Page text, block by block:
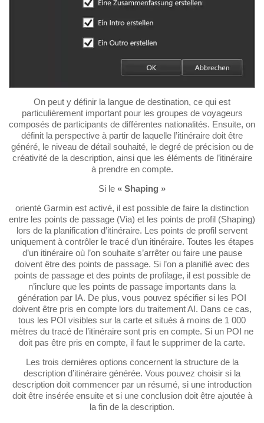
On peut y définir la langue de destination, ce qui est
particulièrement important pour les groupes de voyageurs
composés de participants de différentes nationalités. Ensuite, on
définit la perspective à partir de laquelle l’itinéraire doit être
généré, le niveau de détail souhaité, le degré de précision ou de
créativité de la description, ainsi que les éléments de l’itinéraire
à prendre en compte.
Si le « Shaping »
orienté Garmin est activé, il est possible de faire la distinction
entre les points de passage (Via) et les points de profil (Shaping)
lors de la planification d’itinéraire. Les points de profil servent
uniquement à contrôler le tracé d’un itinéraire. Toutes les étapes
d’un itinéraire où l’on souhaite s’arrêter ou faire une pause
doivent être des points de passage. Si l’on a planifié avec des
points de passage et des points de profilage, il est possible de
n’inclure que les points de passage importants dans la
génération par IA. De plus, vous pouvez spécifier si les POI
doivent être pris en compte lors du traitement AI. Dans ce cas,
tous les POI visibles sur la carte et situés à moins de 1 000
mètres du tracé de l’itinéraire sont pris en compte. Si un POI ne
doit pas être pris en compte, il faut le supprimer de la carte.
Les trois dernières options concernent la structure de la
description d’itinéraire générée. Vous pouvez choisir si la
description doit commencer par un résumé, si une introduction
doit être insérée ensuite et si une conclusion doit être ajoutée à
la fin de la description.